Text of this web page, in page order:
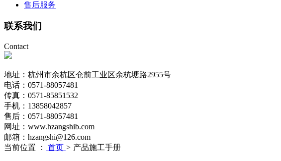
售后服务
联系我们
Contact
地址：杭州市余杭区仓前工业区余杭塘路2955号
电话：0571-88057481
传真：0571-85851532
手机：13858042857
售后：0571-88057481
网址：www.hzangshib.com
邮箱：hzangshi@126.com
当前位置 ：
首页 > 产品施工手册